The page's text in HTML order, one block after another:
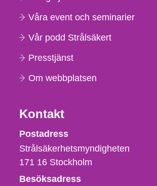
Våra event och seminarier
Vår podd Strålsäkert
Presstjänst
Om webbplatsen
Kontakt
Strålsäkerhetsmyndigheten
Postadress
Strålsäkerhetsmyndigheten
171 16 Stockholm
Besöksadress